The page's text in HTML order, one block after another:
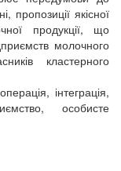
пропозиції якісної
продукції, що
молочного
кластерного
інтеграція,
особисте